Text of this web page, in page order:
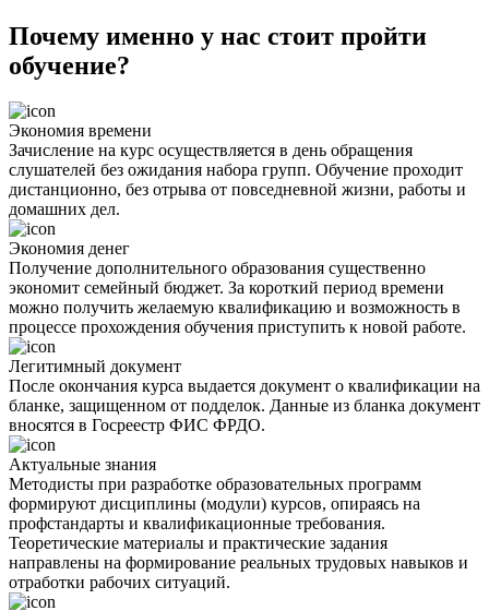
Почему именно у нас стоит пройти
обучение?
Экономия времени
Зачисление на курс осуществляется в день обращения
слушателей без ожидания набора групп. Обучение проходит
дистанционно, без отрыва от повседневной жизни, работы и
домашних дел.
Экономия денег
Получение дополнительного образования существенно
экономит семейный бюджет. За короткий период времени
можно получить желаемую квалификацию и возможность в
процессе прохождения обучения приступить к новой работе.
Легитимный документ
После окончания курса выдается документ о квалификации на
бланке, защищенном от подделок. Данные из бланка документ
вносятся в Госреестр ФИС ФРДО.
Актуальные знания
Методисты при разработке образовательных программ
формируют дисциплины (модули) курсов, опираясь на
профстандарты и квалификационные требования.
Теоретические материалы и практические задания
направлены на формирование реальных трудовых навыков и
отработки рабочих ситуаций.